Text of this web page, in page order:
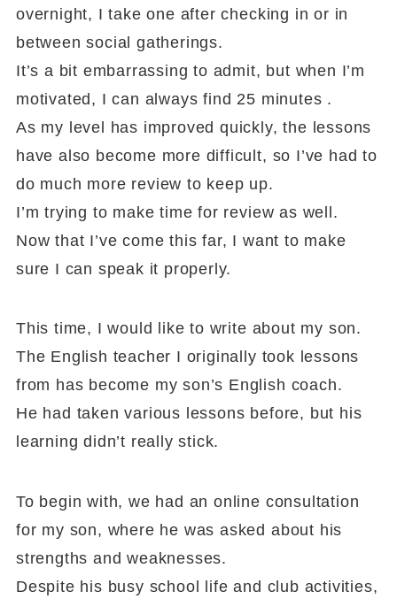
overnight, I take one after checking in or in
between social gatherings.
It’s a bit embarrassing to admit, but when I’m
motivated, I can always find 25 minutes .
As my level has improved quickly, the lessons
have also become more difficult, so I’ve had to
do much more review to keep up.
I’m trying to make time for review as well.
Now that I’ve come this far, I want to make
sure I can speak it properly.
This time, I would like to write about my son.
The English teacher I originally took lessons
from has become my son’s English coach.
He had taken various lessons before, but his
learning didn’t really stick.
To begin with, we had an online consultation
for my son, where he was asked about his
strengths and weaknesses.
Despite his busy school life and club activities,